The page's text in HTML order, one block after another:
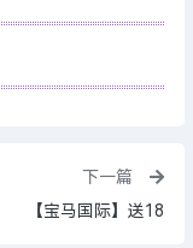
下一篇
【宝马国际】送18